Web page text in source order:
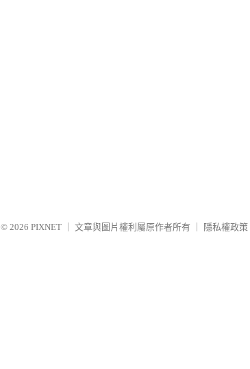
© 2026 PIXNET 文章與圖片權利屬原作者所有 隱私權政策